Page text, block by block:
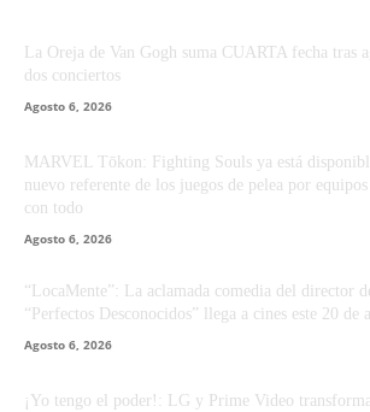
La Oreja de Van Gogh suma CUARTA fecha tras
dos conciertos
Agosto 6, 2026
MARVEL Tōkon: Fighting Souls ya está
nuevo referente de los juegos de pelea por
con todo
Agosto 6, 2026
“LocaMente”: La aclamada comedia del director
“Perfectos Desconocidos” llega a cines este 20 de
Agosto 6, 2026
¡Yo tengo el poder!: LG y Prime Video